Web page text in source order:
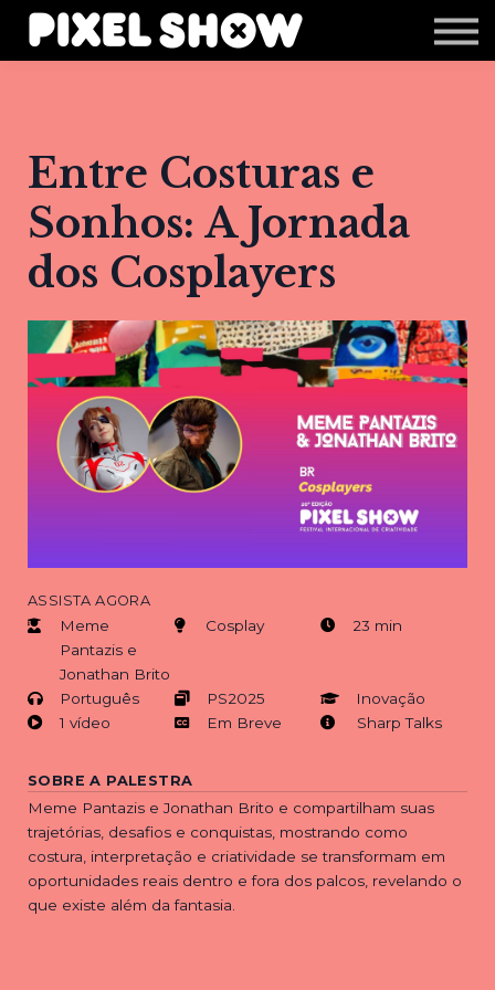
Shop
Revista Zupi
Entre Costuras e
Sonhos: A Jornada
dos Cosplayers
ASSISTA AGORA
Meme
Pantazis e
Jonathan Brito
Cosplay 23 min
Português PS2025
Inovação
1 vídeo
Em Breve Sharp Talks
SOBRE A PALESTRA
Meme Pantazis e Jonathan Brito e compartilham suas
trajetórias, desafios e conquistas, mostrando como
costura, interpretação e criatividade se transformam em
oportunidades reais dentro e fora dos palcos, revelando o
que existe além da fantasia.